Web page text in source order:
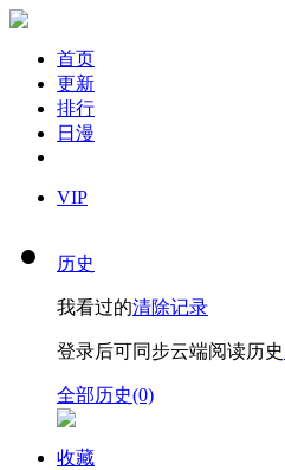
首页
更新
排行
日漫
VIP
历史
我看过的清除记录
登录后可同步云端阅读历史
全部历史(0)
收藏